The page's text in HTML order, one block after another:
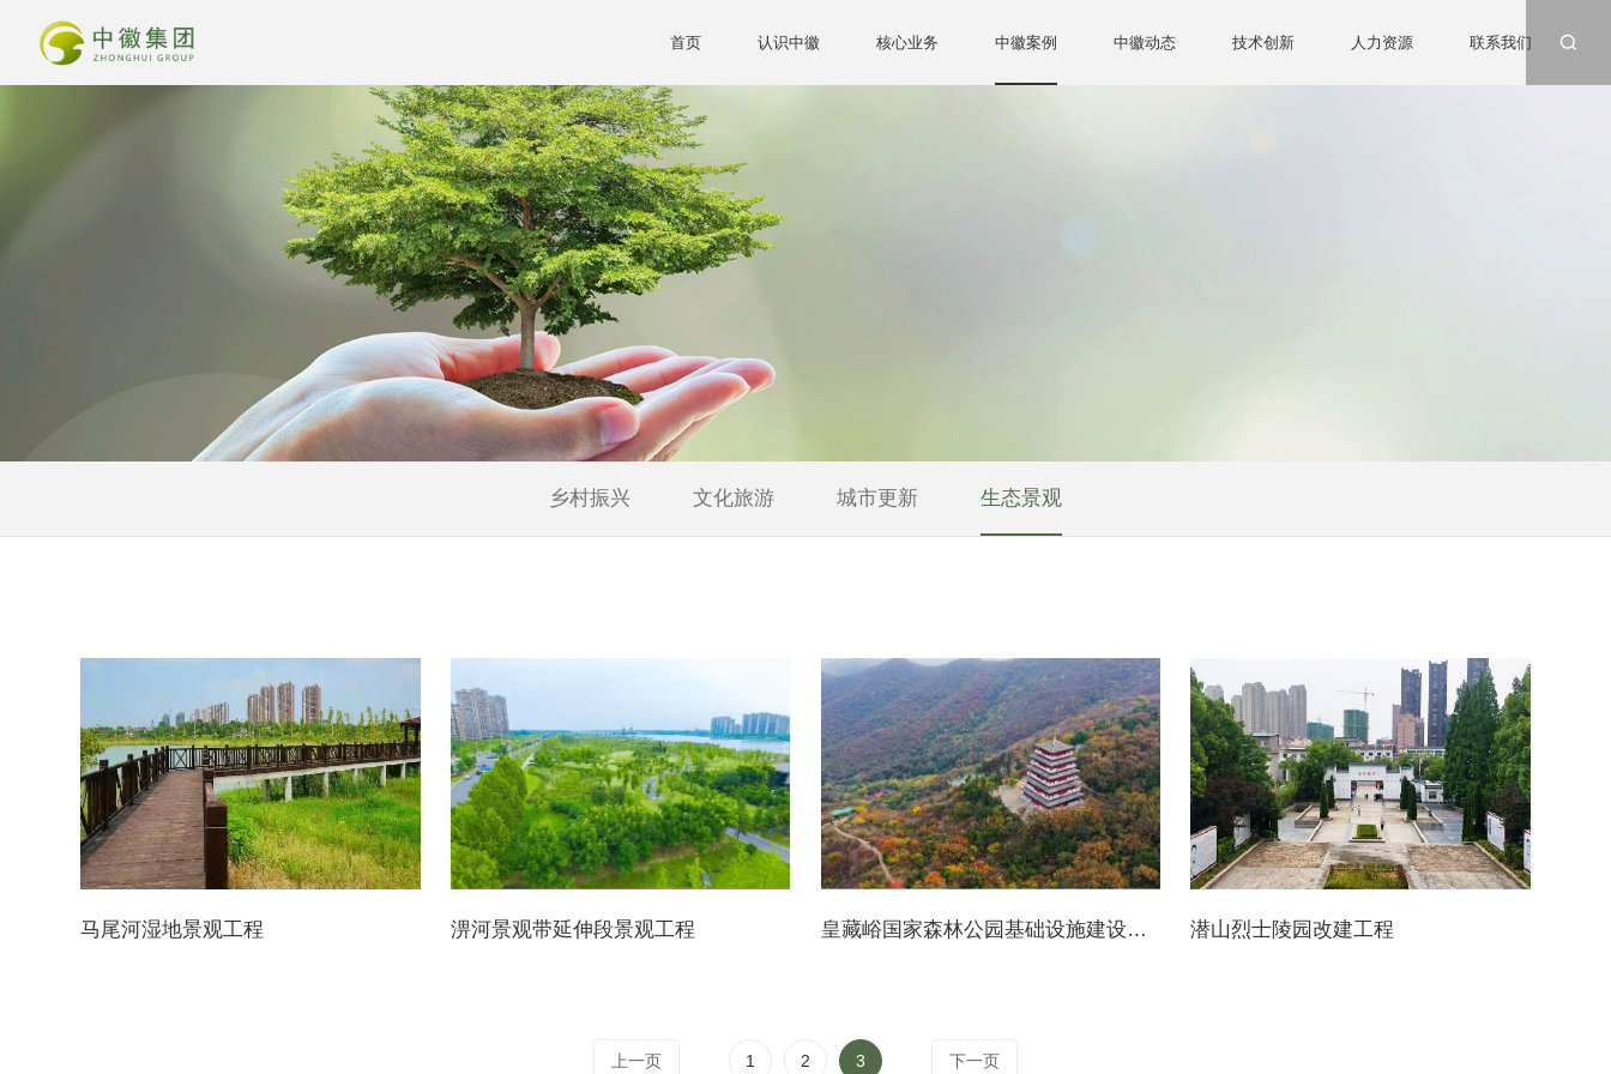
首页 认识中徽 核心业务 中徽案例 中徽动态 技术创新 人力资源 联系我们
乡村振兴 文化旅游 城市更新 生态景观
马尾河湿地景观工程 淠河景观带延伸段景观工程 皇藏峪国家森林公园基础设施建设工程 潜山烈士陵园改建工程
上一页 1 2 3 下一页